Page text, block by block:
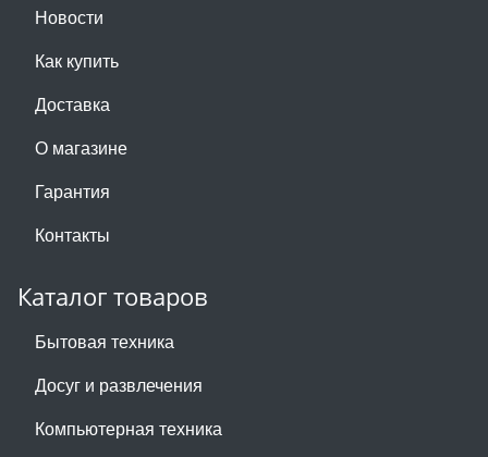
Новости
Как купить
Доставка
О магазине
Гарантия
Контакты
Каталог товаров
Бытовая техника
Досуг и развлечения
Компьютерная техника